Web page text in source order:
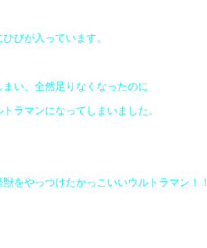
びが入っています。
い、全然足りなくなったのに
ラマンになってしまいました。
をやっつけたかっこいいウルトラマン！！